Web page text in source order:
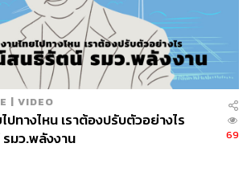
| VIDEO
ทางไหน เราต้องปรับตัวอย่างไร
มว.พลังงาน
69